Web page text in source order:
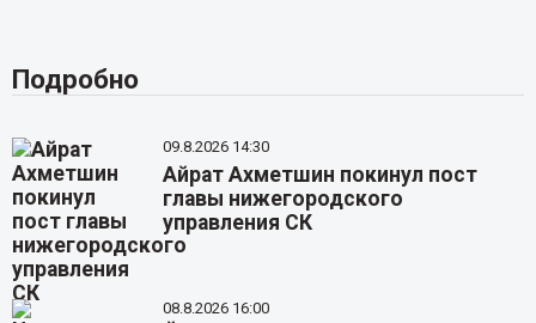
Подробно
09.8.2026 14:30
Айрат Ахметшин покинул пост
главы нижегородского
управления СК
08.8.2026 16:00